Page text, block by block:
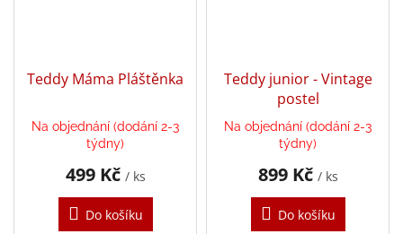
Teddy Máma Pláštěnka
Na objednání (dodání 2-3
týdny)
499 Kč / ks
Do košíku
Teddy junior - Vintage
postel
Na objednání (dodání 2-3
týdny)
899 Kč / ks
Do košíku